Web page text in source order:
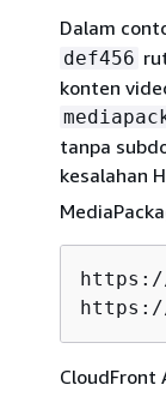
Dalam
def456
konten
tanpa
kesalahan
https://
https://
CloudFront